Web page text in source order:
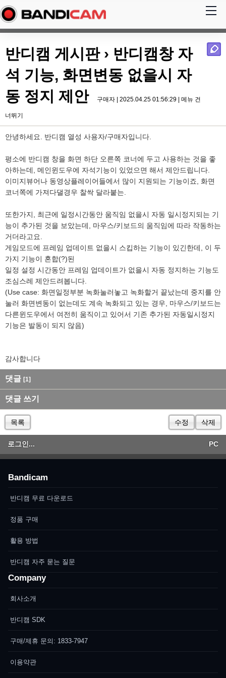
반디캠 게시판› 반디캠창 자
석 기능, 화면변동 없을시 자
동 정지 제안
구매자 | 2025.04.25 01:56:29 | 메뉴 건
너뛰기
안녕하세요. 반디캠 열성 사용자/구매자입니다.
평소에 반디캠 창을 화면 하단 오른쪽 코너에 두고 사용하는 것을 좋
아하는데, 메인윈도우에 자석기능이 있었으면 해서 제안드립니다.
이미지뷰어나 동영상플레이어들에서 많이 지원되는 기능이죠, 화면
코너쪽에 가져다댈경우 찰싹 달라붙는.
또한가지, 최근에 일정시간동안 움직임 없을시 자동 일시정지되는 기
능이 추가된 것을 보았는데, 마우스/키보드의 움직임에 따라 작동하는
거더라고요.
게임모드에 프레임 업데이트 없을시 스킵하는 기능이 있긴한데, 이 두
가지 기능이 혼합(?)된
일정 설정 시간동안 프레임 업데이트가 없을시 자동 정지하는 기능도
조심스레 제안드려봅니다.
(Use case: 화면일정부분 녹화눌러놓고 녹화할거 끝났는데 중지를 안
눌러 화면변동이 없는데도 계속 녹화되고 있는 경우, 마우스/키보드는
다른윈도우에서 여전히 움직이고 있어서 기존 추가된 자동일시정지
기능은 발동이 되지 않음)
감사합니다
댓글 [1]
댓글 쓰기
목록 수정 삭제
로그인... PC
Bandicam
반디캠 무료 다운로드
정품 구매
활용 방법
반디캠 자주 묻는 질문
Company
회사소개
반디캠 SDK
구매/제휴 문의: 1833-7947
이용약관